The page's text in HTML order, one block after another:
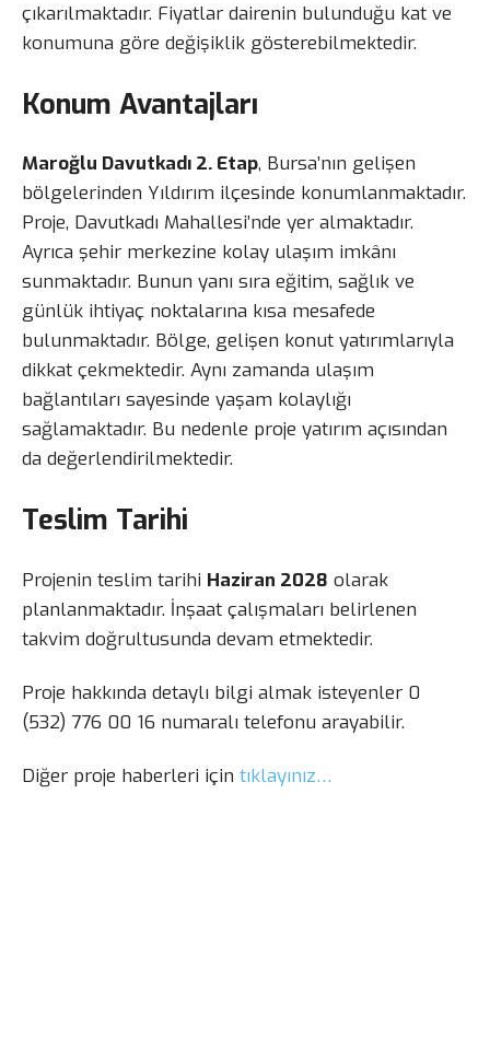
çıkarılmaktadır. Fiyatlar dairenin bulunduğu kat ve
konumuna göre değişiklik gösterebilmektedir.
Konum Avantajları
Maroğlu Davutkadı 2. Etap, Bursa’nın gelişen
bölgelerinden Yıldırım ilçesinde konumlanmaktadır.
Proje, Davutkadı Mahallesi’nde yer almaktadır.
Ayrıca şehir merkezine kolay ulaşım imkânı
sunmaktadır. Bunun yanı sıra eğitim, sağlık ve
günlük ihtiyaç noktalarına kısa mesafede
bulunmaktadır. Bölge, gelişen konut yatırımlarıyla
dikkat çekmektedir. Aynı zamanda ulaşım
bağlantıları sayesinde yaşam kolaylığı
sağlamaktadır. Bu nedenle proje yatırım açısından
da değerlendirilmektedir.
Teslim Tarihi
Projenin teslim tarihi Haziran 2028 olarak
planlanmaktadır. İnşaat çalışmaları belirlenen
takvim doğrultusunda devam etmektedir.
Proje hakkında detaylı bilgi almak isteyenler 0
(532) 776 00 16 numaralı telefonu arayabilir.
Diğer proje haberleri için tıklayınız…